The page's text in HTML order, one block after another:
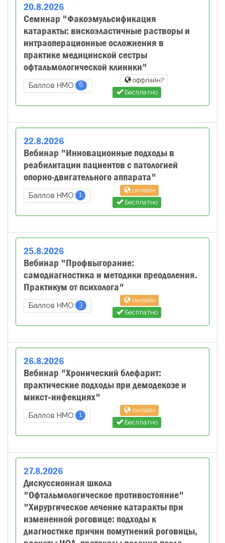
20.8.2026
Семинар "Факоэмульсификация
катаракты: вискоэластичные растворы и
интраоперационные осложнения в
практике медицинской сестры
офтальмологической клиники"
Баллов НМО: 6
оффлайн?
Бесплатно
22.8.2026
Вебинар "Инновационные подходы в
реабилитации пациентов с патологией
опорно-двигательного аппарата"
Баллов НМО: 1
онлайн
Бесплатно
25.8.2026
Вебинар "Профвыгорание:
самодиагностика и методики преодоления.
Практикум от психолога"
Баллов НМО: 3
онлайн
Бесплатно
26.8.2026
Вебинар "Хронический блефарит:
практические подходы при демодекозе и
микст‑инфекциях"
Баллов НМО: 1
онлайн
Бесплатно
27.8.2026
Дискуссионная школа
"Офтальмологическое противостояние"
"Хирургическое лечение катаракты при
измененной роговице: подходы к
диагностике причин помутнений роговицы,